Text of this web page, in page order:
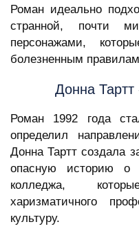
Роман идеально
странной, почти
персонажами,
болезненным
Донна Тартт
Роман 1992 года
определил
Донна Тартт создала
опасную историю о
колледжа,
харизматичного
культуру.